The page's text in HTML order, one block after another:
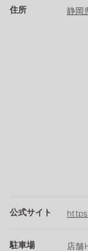
住所 静岡
公式サイト
駐車場 店舗